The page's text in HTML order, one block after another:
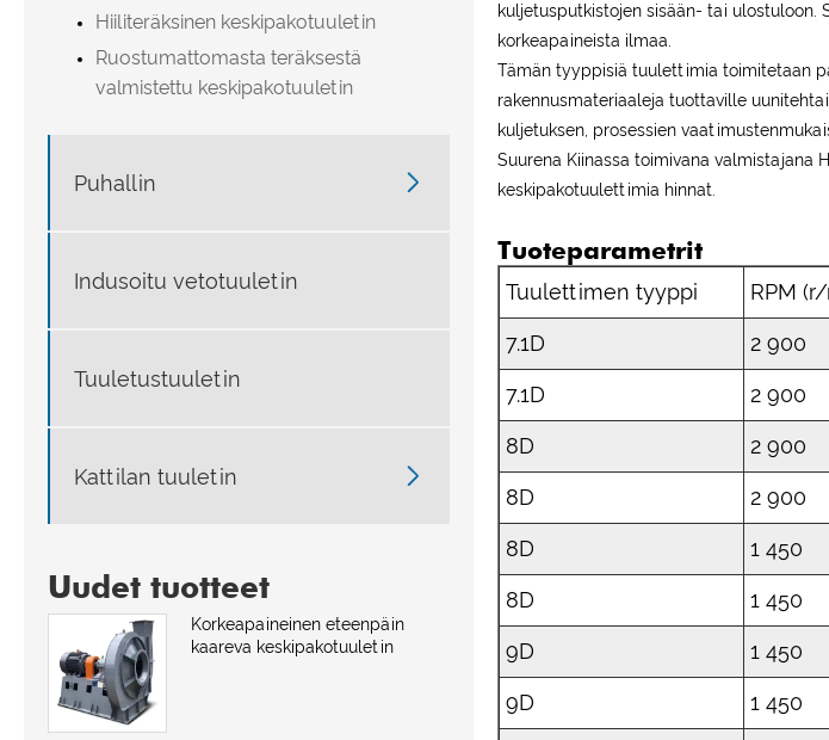
Hiiliteräksinen keskipakotuuletin
Ruostumattomasta teräksestä
valmistettu keskipakotuuletin
Puhallin 
Indusoitu vetotuuletin
Tuuletustuuletin
Kattilan tuuletin 
Uudet tuotteet
Korkeapaineinen eteenpäin
kaareva keskipakotuuletin
kuljetusputkistojen sisään- tai ulostuloon.
korkeapaineista ilmaa.
Tämän tyyppisiä tuulettimia toimitetaan
rakennusmateriaaleja tuottaville
kuljetuksen, prosessien
Suurena Kiinassa toimivana
keskipakotuulettimia hinnat.
Tuoteparametrit
Tuulettimen tyyppi RPM
7.1D 2 900
7.1D 2 900
8D 2 900
8D 2 900
8D 1 450
8D 1 450
9D 1 450
9D 1 450